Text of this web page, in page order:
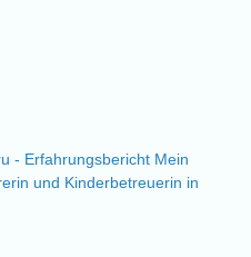
- Erfahrungsbericht Mein
und Kinderbetreuerin in